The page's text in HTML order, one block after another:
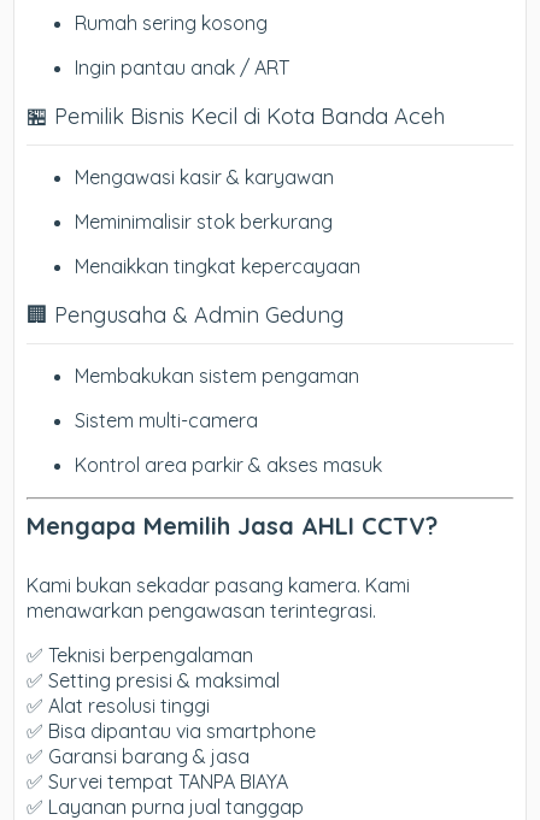
Rumah sering kosong
Ingin pantau anak / ART
🏪 Pemilik Bisnis Kecil di Kota Banda Aceh
Mengawasi kasir & karyawan
Meminimalisir stok berkurang
Menaikkan tingkat kepercayaan
🏢 Pengusaha & Admin Gedung
Membakukan sistem pengaman
Sistem multi-camera
Kontrol area parkir & akses masuk
Mengapa Memilih Jasa AHLI CCTV?
Kami bukan sekadar pasang kamera. Kami
menawarkan pengawasan terintegrasi.
✅ Teknisi berpengalaman
✅ Setting presisi & maksimal
✅ Alat resolusi tinggi
✅ Bisa dipantau via smartphone
✅ Garansi barang & jasa
✅ Survei tempat TANPA BIAYA
✅ Layanan purna jual tanggap